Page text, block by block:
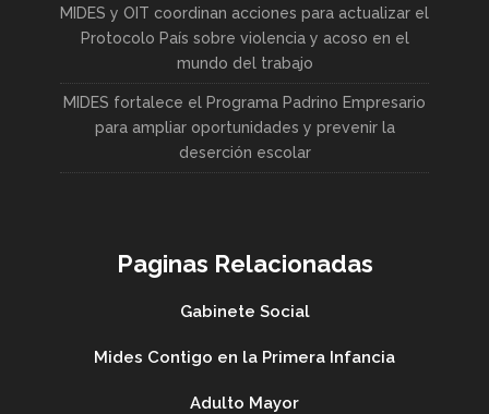
MIDES y OIT coordinan acciones para actualizar el
Protocolo País sobre violencia y acoso en el
mundo del trabajo
MIDES fortalece el Programa Padrino Empresario
para ampliar oportunidades y prevenir la
deserción escolar
Paginas Relacionadas
Gabinete Social
Mides Contigo en la Primera Infancia
Adulto Mayor